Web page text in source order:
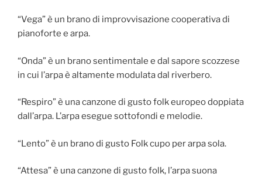
“Vega” è un brano di improvvisazione cooperativa di
pianoforte e arpa.
“Onda” è un brano sentimentale e dal sapore scozzese
in cui l’arpa è altamente modulata dal riverbero.
“Respiro” è una canzone di gusto folk europeo doppiata
dall’arpa. L’arpa esegue sottofondi e melodie.
“Lento” è un brano di gusto Folk cupo per arpa sola.
“Attesa” è una canzone di gusto folk, l’arpa suona